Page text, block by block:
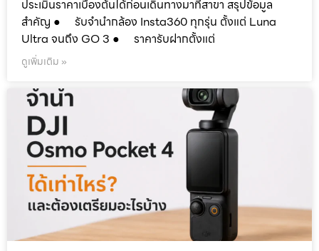
ประเมินราคาเบื้องต้นได้ก่อนเดินทางมาที่สาขา สรุปข้อมูล
สำคัญ ● รับจำนำกล้อง Insta360 ทุกรุ่น ตั้งแต่ Luna
Ultra จนถึง GO 3 ● ราคารับฝากตั้งแต่
ดูเพิ่มเติม »